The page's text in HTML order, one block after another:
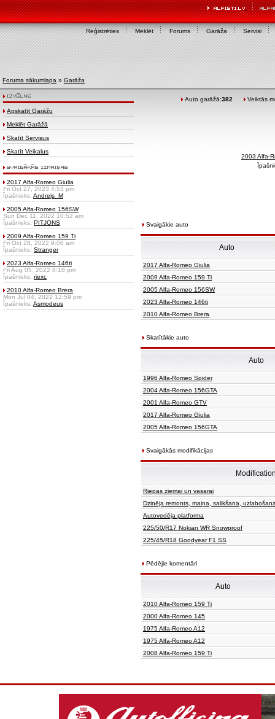
Reģistrēties Meklēt Forums Garāža Servisi
Foruma sākumlapa » Garāža
Apskatīt Garāžu
Meklēt Garāžā
Skatīt Servisus
Skatīt Veikalus
2017 Alfa-Romeo Giulia
Fri Oct 27, 2023 4:53 pm
Īpašnieks: Andrejs_M
2005 Alfa-Romeo 156SW
Sun Dec 11, 2022 10:52 am
Īpašnieks: PITJONS
2009 Alfa-Romeo 159 Ti
Fri Oct 28, 2022 9:06 am
Īpašnieks: Stranger
2023 Alfa-Romeo 146ti
Fri Aug 05, 2022 8:18 pm
Īpašnieks: riexc
2010 Alfa-Romeo Brera
Mon Jul 04, 2022 12:59 pm
Īpašnieks: Asmodeus
Auto garāžā:382 Veiktās
2003 Alfa-
Svaigākie auto
Auto
2017 Alfa-Romeo Giulia
2009 Alfa-Romeo 159 Ti
2005 Alfa-Romeo 156SW
2023 Alfa-Romeo 146ti
2010 Alfa-Romeo Brera
Skatītākie auto
Auto
1996 Alfa-Romeo Spider
2004 Alfa-Romeo 156GTA
2001 Alfa-Romeo GTV
2017 Alfa-Romeo Giulia
2005 Alfa-Romeo 156GTA
Svaigākās modifikācijas
Riepas ziemai un vasarai
Dzinēja remonts, maiņa, salikšana,
Autovedēja platforma
225/50/R17 Nokian WR Snowproof
225/45/R18 Goodyear F1 SS
Pēdējie komentāri
Auto
2010 Alfa-Romeo 159 Ti
2000 Alfa-Romeo 145
1975 Alfa-Romeo A12
1975 Alfa-Romeo A12
2008 Alfa-Romeo 159 Ti